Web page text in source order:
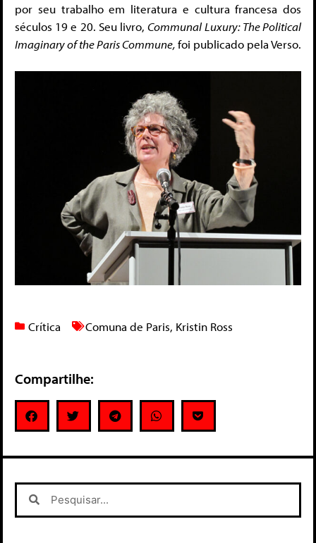
por seu trabalho em literatura e cultura francesa dos
séculos 19 e 20. Seu livro,Communal Luxury: The Political
Imaginary of the Paris Commune,foi publicado pela Verso.
Crítica Comuna de Paris, Kristin Ross
Compartilhe: